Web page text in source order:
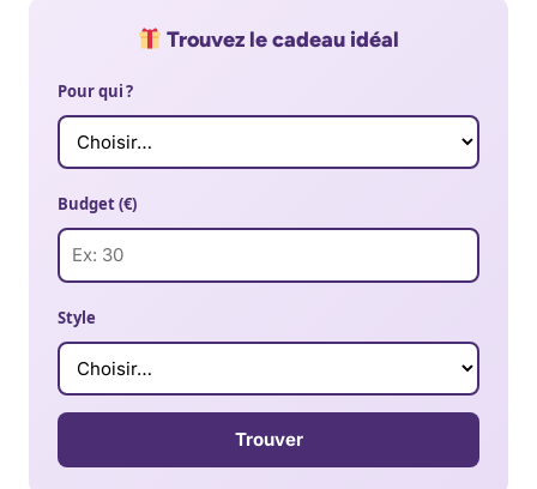
Trouvez le cadeau idéal
Pour qui ?
Budget (€)
Style
Trouver